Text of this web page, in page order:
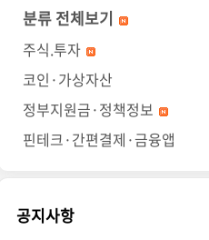
분류 전체보기
주식.투자
코인·가상자산
정부지원금·정책정보
핀테크·간편결제·금융앱
공지사항